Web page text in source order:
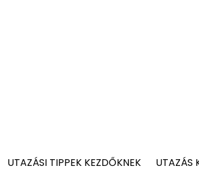
UTAZÁSI TIPPEK KEZDŐKNEK UTAZÁS